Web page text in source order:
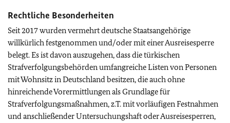
Rechtliche Besonderheiten
Seit 2017 wurden vermehrt deutsche Staatsangehörige
willkürlich festgenommen und/oder mit einer Ausreisesperre
belegt. Es ist davon auszugehen, dass die türkischen
Strafverfolgungsbehörden umfangreiche Listen von Personen
mit Wohnsitz in Deutschland besitzen, die auch ohne
hinreichende Vorermittlungen als Grundlage für
Strafverfolgungsmaßnahmen, z.T. mit vorläufigen Festnahmen
und anschließender Untersuchungshaft oder Ausreisesperren,